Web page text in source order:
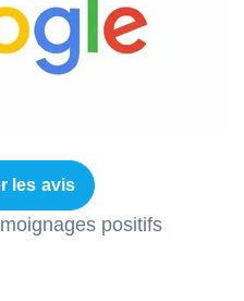
les avis
positifs